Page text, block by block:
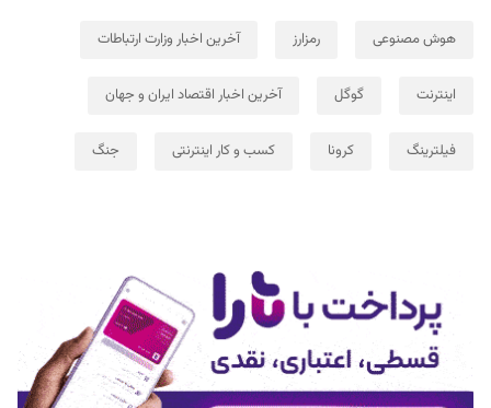
هوش مصنوعی رمزارز آخرین اخبار وزارت ارتباطات
اینترنت گوگل آخرین اخبار اقتصاد ایران و جهان
فیلترینگ کرونا کسب و کار اینترنتی جنگ